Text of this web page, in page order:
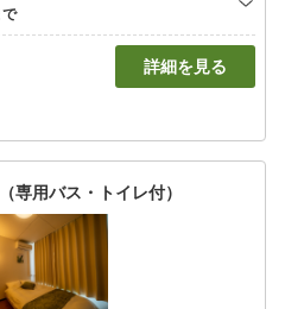
詳細を見る
用バス・トイレ付）